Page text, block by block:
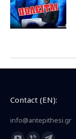
Contact (EN):
info@antepithesi.gr
Find us on: